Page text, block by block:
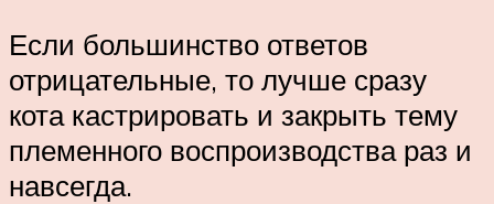
Если большинство ответов
отрицательные, то лучше сразу
кота кастрировать и закрыть тему
племенного воспроизводства раз и
навсегда.